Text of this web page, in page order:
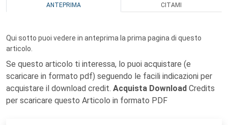
ANTEPRIMA CITAMI
Qui sotto puoi vedere in anteprima la prima pagina di questo
articolo.
Se questo articolo ti interessa, lo puoi acquistare (e
scaricare in formato pdf) seguendo le facili indicazioni per
acquistare il download credit. Acquista Download Credits
per scaricare questo Articolo in formato PDF